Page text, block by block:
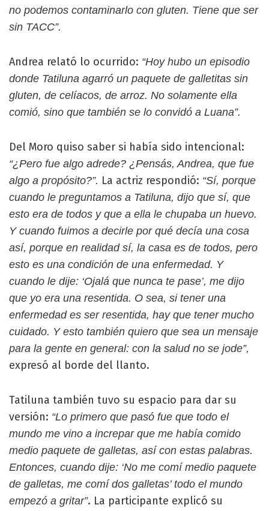
no podemos contaminarlo con gluten. Tiene que ser
sin TACC”.
Andrea relató lo ocurrido: “Hoy hubo un episodio
donde Tatiluna agarró un paquete de galletitas sin
gluten, de celíacos, de arroz. No solamente ella
comió, sino que también se lo convidó a Luana”.
Del Moro quiso saber si había sido intencional:
“¿Pero fue algo adrede? ¿Pensás, Andrea, que fue
algo a propósito?”. La actriz respondió: “Sí, porque
cuando le preguntamos a Tatiluna, dijo que sí, que
esto era de todos y que a ella le chupaba un huevo.
Y cuando fuimos a decirle por qué decía una cosa
así, porque en realidad sí, la casa es de todos, pero
esto es una condición de una enfermedad. Y
cuando le dije: ‘Ojalá que nunca te pase’, me dijo
que yo era una resentida. O sea, si tener una
enfermedad es ser resentida, hay que tener mucho
cuidado. Y esto también quiero que sea un mensaje
para la gente en general: con la salud no se jode”,
expresó al borde del llanto.
Tatiluna también tuvo su espacio para dar su
versión: “Lo primero que pasó fue que todo el
mundo me vino a increpar que me había comido
medio paquete de galletas, así con estas palabras.
Entonces, cuando dije: ‘No me comí medio paquete
de galletas, me comí dos galletas’ todo el mundo
empezó a gritar”. La participante explicó su